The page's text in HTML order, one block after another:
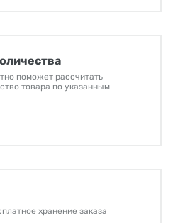
поможет рассчитать
товара по указанным
хранение заказа